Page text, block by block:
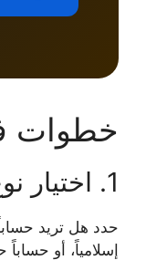
خطوات
1. اختيار نوع الحساب
حدد هل تريد حساباً
إسلامياً، أو حساباً